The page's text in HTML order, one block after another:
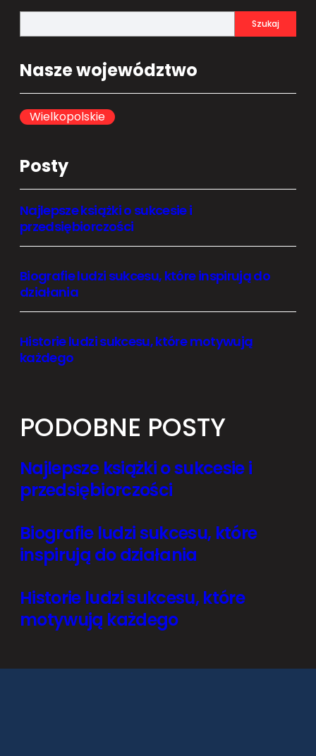
e
r
c
h
Szukaj
Nasze województwo
Wielkopolskie
Posty
Najlepsze książki o sukcesie i
przedsiębiorczości
Biografie ludzi sukcesu, które inspirują do
działania
Historie ludzi sukcesu, które motywują
każdego
PODOBNE POSTY
Najlepsze książki o sukcesie i
przedsiębiorczości
Biografie ludzi sukcesu, które
inspirują do działania
Historie ludzi sukcesu, które
motywują każdego